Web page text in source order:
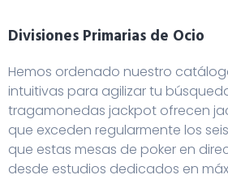
Divisiones Primarias de Ocio
Hemos ordenado nuestro
intuitivas para agilizar tu
tragamonedas jackpot ofrecen
que exceden regularmente los
que estas mesas de poker en
desde estudios dedicados en